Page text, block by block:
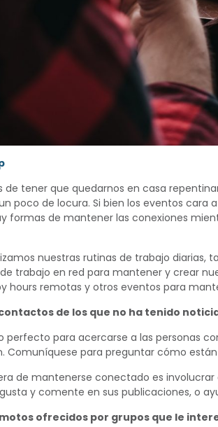
de tener que quedarnos en casa
poco de locura. Si bien los eventos cara
formas de mantener las conexiones
nuestras rutinas de trabajo diarias,
trabajo en red para mantener y crear
hours remotas y otros eventos para
de los que no ha tenido
perfecto para acercarse a las personas
Comuníquese para preguntar cómo
de mantenerse conectado es involucrar
y comente en sus publicaciones, o
ofrecidos por grupos que le